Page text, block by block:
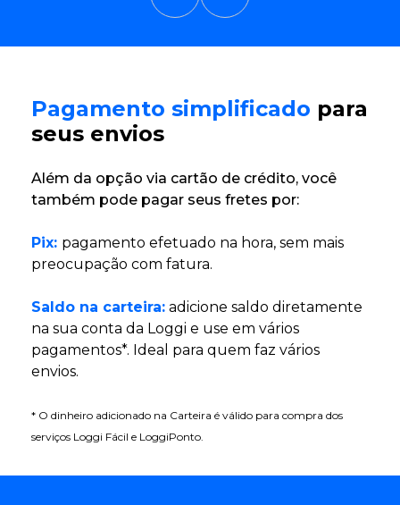
Pagamento simplificado para
seus envios
Além da opção via cartão de crédito, você
também pode pagar seus fretes por:
Pix: pagamento efetuado na hora, sem mais
preocupação com fatura.
Saldo na carteira: adicione saldo diretamente
na sua conta da Loggi e use em vários
pagamentos*. Ideal para quem faz vários
envios.
* O dinheiro adicionado na Carteira é válido para compra dos
serviços Loggi Fácil e LoggiPonto.